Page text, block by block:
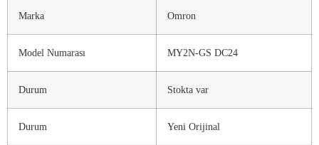
Marka Omron
Model Numarası MY2N-GS DC24
Durum Stokta var
Durum Yeni Orijinal